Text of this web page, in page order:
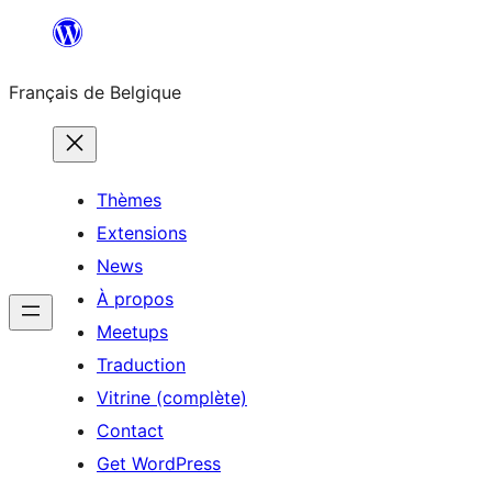
contenu
Français de Belgique
Thèmes
Extensions
News
À propos
Meetups
Traduction
Vitrine (complète)
Contact
Get WordPress